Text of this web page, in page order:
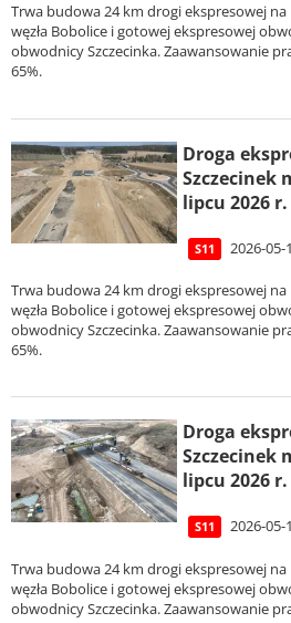
Trwa budowa 24 km drogi ekspresowej
węzła Bobolice i gotowej ekspresowej
obwodnicy Szczecinka. Zaawansowanie
65%.
Droga
Szczecinek
lipcu 2026 r.
S11 2026-
Trwa budowa 24 km drogi ekspresowej
węzła Bobolice i gotowej ekspresowej
obwodnicy Szczecinka. Zaawansowanie
65%.
Droga
Szczecinek
lipcu 2026 r.
S11 2026-
Trwa budowa 24 km drogi ekspresowej
węzła Bobolice i gotowej ekspresowej
obwodnicy Szczecinka. Zaawansowanie